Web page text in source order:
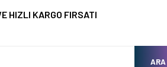
HIZLI KARGO FIRSATI
ARA